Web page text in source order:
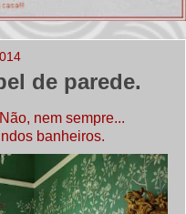
de parede.
nem sempre...
banheiros.